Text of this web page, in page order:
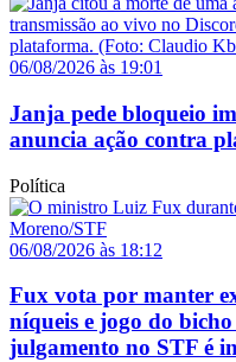
06/08/2026 às 19:01
Janja pede bloqueio
anuncia ação contra
Política
06/08/2026 às 18:12
Fux vota por manter
níqueis e jogo do
julgamento no STF é